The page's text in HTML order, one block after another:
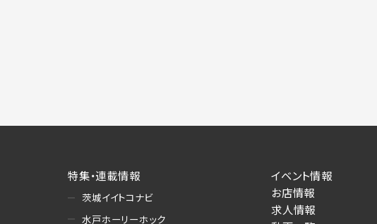
特集・連載情報
茨城イイトコナビ
水戸ホーリーホック
イベント情報
お店情報
求人情報